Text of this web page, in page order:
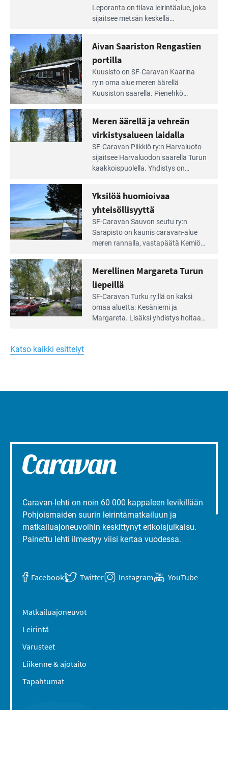
rannalla
pääsee
irti
arjesta
Leporanta on tilava leirintäalue, joka
sijaitsee metsän kes­kellä
tarjoaa ympäris­töineen kauniit
maisemat ja loistavat virkistäytymis­
mahdollisuudet.
Lue
Leirintäoppaan
artikkeli:
Aivan
Saariston
Rengastien
portilla
Aivan Saariston Rengastien
portilla
Kuusisto on SF-Caravan Kaarina
ry:n oma alue meren äärellä
Kuusiston saarella. Pie­nehkö
äärellä
ja
vehreän
virkistysalueen
laidalla
Meren äärellä ja vehreän
virkistysalueen laidalla
SF-Caravan Piikkiö ry:n Harvaluoto
sijait­see Harvaluodon saarella Turun
kaakkois­puolella. Yhdistys on
virkistysalueesta.
Lue
Leirintäoppaan
artikkeli:
huomioivaa
yhteisöllisyyttä
Yksilöä huomioivaa
yhteisöllisyyttä
SF-Caravan Sauvon seutu ry:n
Sarapisto on kaunis caravan-alue
meren rannalla, vasta­päätä Kemiön
kymmenen paikkaa ilman sähköä.
Lue
Leirintäoppaan
artikkeli:
Turun
liepeillä
Merellinen Margareta Turun
liepeillä
SF-Caravan Turku ry:llä on kaksi
omaa aluet­ta: Kesäniemi ja
Margareta. Lisäksi yhdis­tys hoitaa
Katso kaikki esittelyt
Caravan-lehti on noin 60 000 kappaleen levikillään
Pohjoismaiden suurin leirintämatkailuun ja
matkailuajoneuvoihin keskittynyt erikoisjulkaisu.
Painettu lehti ilmestyy viisi kertaa vuodessa.
Facebook Twitter Instagram YouTube
Matkailuajoneuvot
Leirintä
Varusteet
Liikenne & ajotaito
Tapahtumat